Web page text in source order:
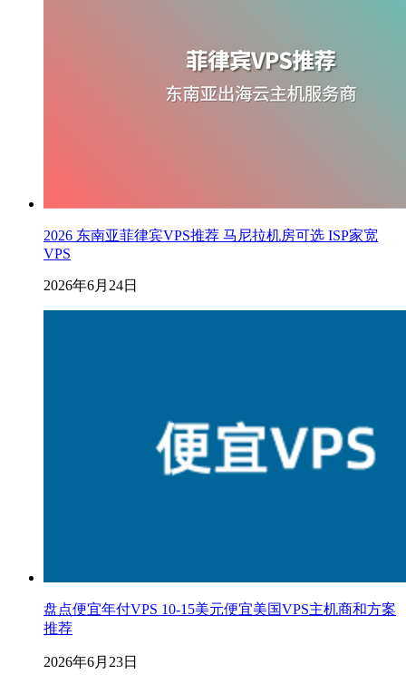
2026 东南亚菲律宾VPS推荐 马尼拉机房可选 ISP家宽
VPS
2026年6月24日
盘点便宜年付VPS 10-15美元便宜美国VPS主机商和方案
推荐
2026年6月23日